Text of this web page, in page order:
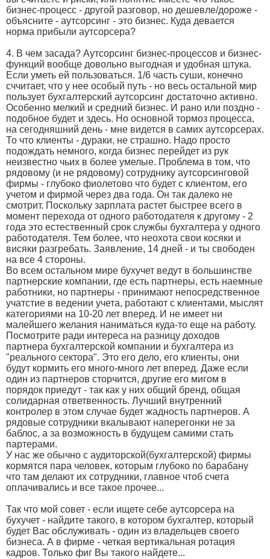
бизнес-процесс - другой разговор, но дешевле/дороже -
объясните - аутсорсинг - это бизнес. Куда девается
норма прибыли аутсорсера?
4. В чем засада? Аутсорсинг бизнес-процессов и бизнес-
функций вообще довольно выгодная и удобная штука.
Если уметь ей пользоваться. 1/6 часть суши, конечно
сччитает, что у нее особый путь - но весь остальной мир
пользует бухгалтерский аутсорсинг достаточно активно.
Особенно мелкий и средний бизнес. И рано или поздно -
подобное будет и здесь. Но основной тормоз процесса,
на сегодняшний день - мне видется в самих аутсорсерах.
То что клиенты - дураки, не страшно. Надо просто
подождать немного, когда бизнес перейдет из рук
неизвестно чьих в более умелые. Проблема в том, что
рядовому (и не рядовому) сотруднику аутсорсинговой
фирмы - глубоко фиолетово что будет с клиентом, его
учетом и фирмой через два года. Он так далеко не
смотрит. Поскольку зарплата растет быстрее всего в
момент перехода от одного работодателя к другому - 2
года это естественный срок службы бухгалтера у одного
работодателя. Тем более, что неохота свои косяки и
висяки разгребать. Заявление, 14 дней - и ты свободен
на все 4 стороны.
Во всем остальном мире бухучет ведут в большинстве
партнерские компании, где есть партнеры, есть наемные
работники, но партнеры - принимают непосредственное
учатстие в ведении учета, работают с клиентами, мыслят
категориями на 10-20 лет вперед. И не имеет ни
малейшего желания наниматься куда-то еще на работу.
Посмотрите ради интереса на разницу доходов
партнера бухгалтерской компании и бухгалтера из
"реального сектора". Это его дело, его клиенты, они
будут кормить его много-много лет вперед. Даже если
один из партнеров сторчится, другие его мигом в
порядок приедут - так как у них общий бренд, общая
солидарная ответвенность. Лучший внутренний
контролер в этом случае будет жадность партнеров. А
рядовые сотрудники вкалывают наперегонки не за
баблос, а за возможность в будущем самими стать
партерами.
У нас же обычно с аудиторской(бухгалтерской) фирмы
кормятся пара человек, которым глубоко по барабану
что там делают их сотрудники, главное чтоб счета
оплачивались и все такое прочее...
Так что мой совет - если ищете себе аутсорсера на
бухучет - найдите такого, в котором бухгалтер, который
будет Вас обслуживать - один из владельцев своего
бизнеса. А в фирме - четкая вертикальная ротация
кадров. Только фиг Вы такого найдете...